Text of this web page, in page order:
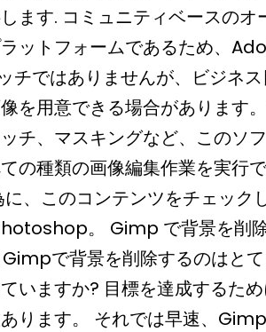
ます. コミュニティベースのオ
ットフォームであるため、
ではありませんが、ビジネス
を用意できる場合があります
チ、マスキングなど、このソ
の種類の画像編集作業を実行
、このコンテンツをチェック
。 Gimp で背景を削
で背景を削除するのはと
いますか? 目標を達成するた
ります。 それでは早速、